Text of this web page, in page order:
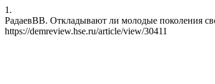
1.
РадаевВВ. Откладывают ли молодые поколения
https://demreview.hse.ru/article/view/30411